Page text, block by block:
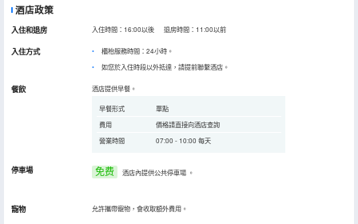
酒店政策
入住和退房 入住時間：16:00以後 退房時間：11:00以前
入住方式
櫃枱服務時間：24小時。
如您於入住時段以外抵達，請提前聯繫酒店。
餐飲 酒店提供早餐。
早餐形式
單點
費用
價格請直接向酒店查詢
營業時間
07:00 - 10:00 每天
停車場 免费 酒店內提供公共停車場 。
寵物 允許攜帶寵物，會收取額外費用。